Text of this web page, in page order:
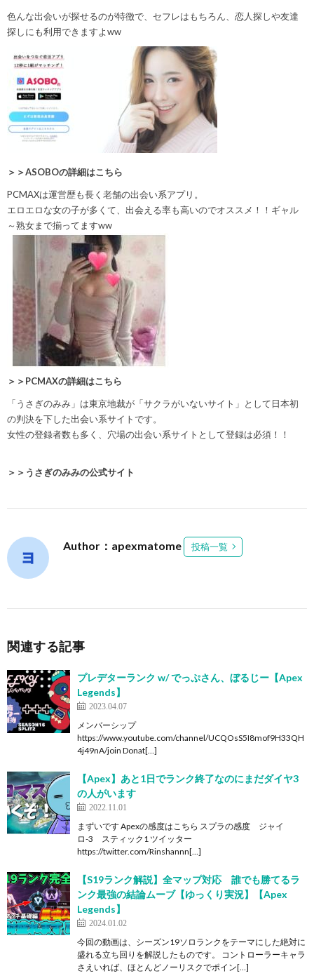
色んな出会いが探せるのが特徴で、セフレはもちろん、恋人探しや友達
探しにも利用できますよww
＞＞ASOBOの詳細はこちら
PCMAXは運営歴も長く老舗の出会い系アプリ。
エロエロな女の子が多くて、出会える率も高いのでオススメ！！ ギャル
～熟女まで揃ってますww
＞＞PCMAXの詳細はこちら
「うさぎのみみ」は東京地裁が「サクラがいないサイト」として日本初
の判決を下した出会い系サイトです。
女性の登録者数も多く、 穴場の出会い系サイト として登録は必須！！
＞＞うさぎのみみの公式サイト
Author：apexmatome 投稿一覧
関連する記事
プレデターランク w/ でっぷさん、ぼるじー【Apex
Legends】
2023.04.07
メンバーシップ
https://www.youtube.com/channel/UCQOsS5I8mof9H33QH
4j49nA/join Donat[…]
【Apex】あと1日でランク終了なのにまだダイヤ3
の人がいます
2022.11.01
まずいです Apexの感度はこちら スプラの感度 ジャイ
ロ-3 スティック1 ツイッター
https://twitter.com/Rinshannn[…]
【S19ランク解説】全マップ対応 誰でも勝てるラ
ンク最強の結論ムーブ【ゆっくり実況】【Apex
Legends】
2024.01.02
今回の動画は、シーズン19ソロランクをテーマにした絶対に
盛れる立ち回りを解説したものです。 コントローラーキャラ
さえいれば、ほとんどノーリスクでポイン[…]